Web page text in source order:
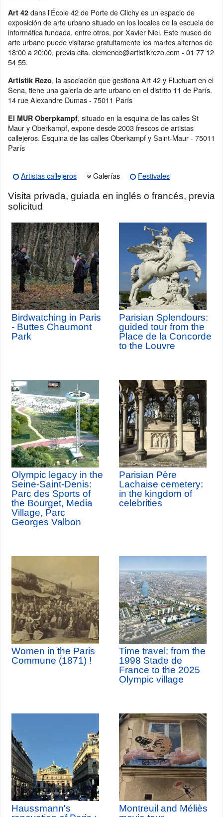
Art 42 dans l'École 42 de Porte de Clichy es un espacio de
exposición de arte urbano situado en los locales de la escuela de
informática fundada, entre otros, por Xavier Niel. Este museo de
arte urbano puede visitarse gratuitamente los martes alternos de
18:00 a 20:00, previa cita. clemence@artistikrezo.com - 01 77 12
54 55.
Artistik Rezo, la asociación que gestiona Art 42 y Fluctuart en el
Sena, tiene una galería de arte urbano en el distrito 11 de París.
14 rue Alexandre Dumas - 75011 París
El MUR Oberpkampf, situado en la esquina de las calles St
Maur y Oberkampf, expone desde 2003 frescos de artistas
callejeros. Esquina de las calles Oberkampf y Saint-Maur - 75011
París
Artistas callejeros Galerías
Festivales
Visita privada, guiada en inglés o francés, previa
solicitud
Birdwatching in Paris
- Buttes Chaumont
Park
Parisian Splendours:
guided tour from the
Place de la Concorde
to the Louvre
Olympic legacy in the
Seine-Saint-Denis:
Parc des Sports of
the Bourget, Media
Village, Parc
Georges Valbon
Parisian Père
Lachaise cemetery:
in the kingdom of
celebrities
Women in the Paris
Commune (1871) !
Time travel: from the
1998 Stade de
France to the 2025
Olympic village
Haussmann's
Montreuil and Méliès